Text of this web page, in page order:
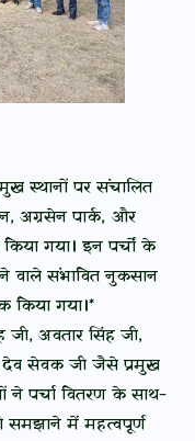
स्थानों पर संचालित
अग्रसेन पार्क, और
गया। इन पर्चों के
वाले संभावित नुकसान
किया गया।*
अवतार सिंह जी,
सेवक जी जैसे प्रमुख
ने पर्चा वितरण के साथ-
समझाने में महत्वपूर्ण